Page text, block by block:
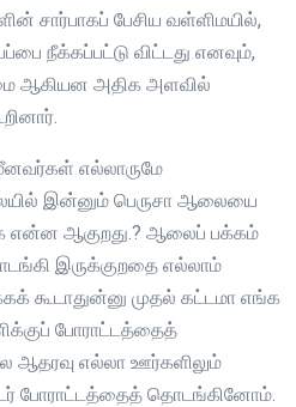
சார்பாகப் பேசிய வள்ளிமயில்,
நீக்கப்பட்டு விட்டது எனவும்,
ஆகியன அதிக அளவில்
மீனவர்கள் எல்லாருமே
இன்னும் பெருசா ஆலையை
என்ன ஆகுறது.? ஆலைப் பக்கம்
இருக்குறதை எல்லாம்
கூடாதுன்னு முதல் கட்டமா எங்க
போராட்டத்தைத்
ஆதரவு எல்லா ஊர்களிலும்
போராட்டத்தைத் தொடங்கினோம்.